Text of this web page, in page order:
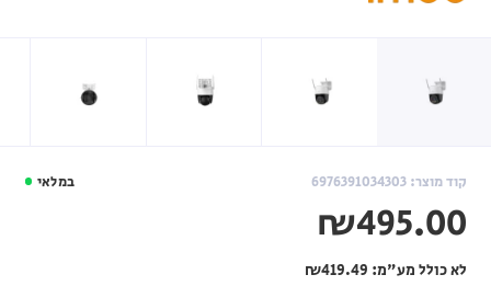
במלאי קוד מוצר: 6976391034303
₪495.00
לא כולל מע"מ: